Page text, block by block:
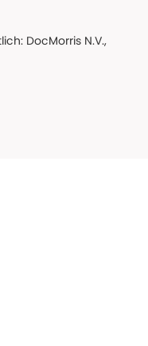
DocMorris N.V.,